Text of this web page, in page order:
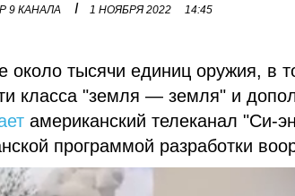
9 КАНАЛА I 1 НОЯБРЯ 2022 14:45
около тысячи единиц оружия, в
класса "земля — земля" и
американский телеканал "Си-
программой разработки